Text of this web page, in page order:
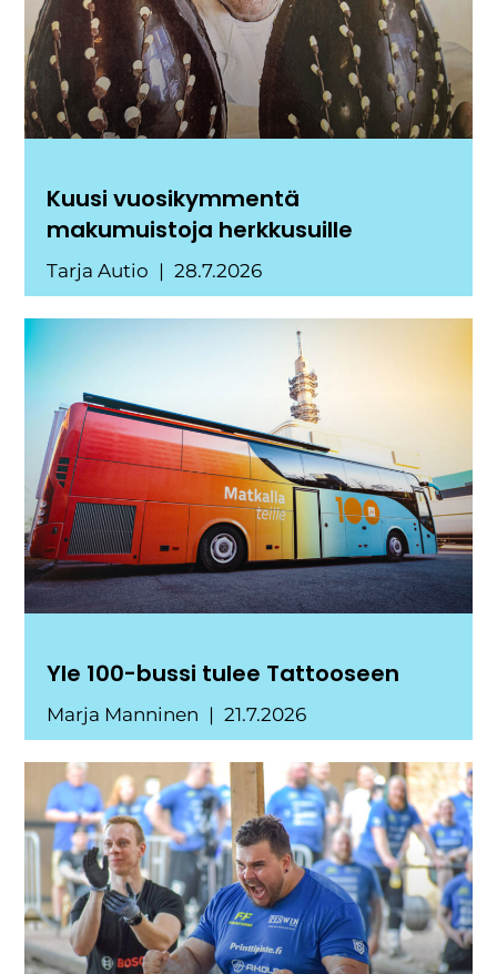
Kuusi vuosikymmentä
makumuistoja herkkusuille
Tarja Autio 28.7.2026
Yle 100-bussi tulee Tattooseen
Marja Manninen 21.7.2026